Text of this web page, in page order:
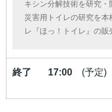
キシン分解技術を研究
災害用トイレの研究を
レ『ほっ！トイレ』の販
終了 17:00 (予定)